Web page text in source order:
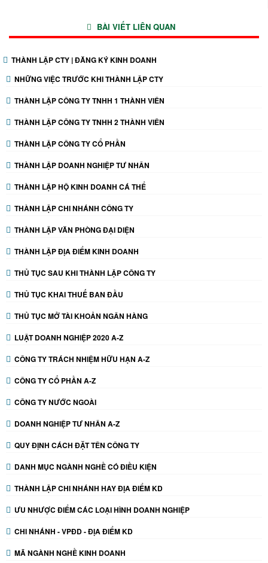
BÀI VIẾT LIÊN QUAN
THÀNH LẬP CTY | ĐĂNG KÝ KINH DOANH
NHỮNG VIỆC TRƯỚC KHI THÀNH LẬP CTY
THÀNH LẬP CÔNG TY TNHH 1 THÀNH VIÊN
THÀNH LẬP CÔNG TY TNHH 2 THÀNH VIÊN
THÀNH LẬP CÔNG TY CỔ PHẦN
THÀNH LẬP DOANH NGHIỆP TƯ NHÂN
THÀNH LẬP HỘ KINH DOANH CÁ THỂ
THÀNH LẬP CHI NHÁNH CÔNG TY
THÀNH LẬP VĂN PHÒNG ĐẠI DIỆN
THÀNH LẬP ĐỊA ĐIỂM KINH DOANH
THỦ TỤC SAU KHI THÀNH LẬP CÔNG TY
THỦ TỤC KHAI THUẾ BAN ĐẦU
THỦ TỤC MỞ TÀI KHOẢN NGÂN HÀNG
LUẬT DOANH NGHIỆP 2020 A-Z
CÔNG TY TRÁCH NHIỆM HỮU HẠN A-Z
CÔNG TY CỔ PHẦN A-Z
CÔNG TY NƯỚC NGOÀI
DOANH NGHIỆP TƯ NHÂN A-Z
QUY ĐỊNH CÁCH ĐẶT TÊN CÔNG TY
DANH MỤC NGÀNH NGHỀ CÓ ĐIỀU KIỆN
THÀNH LẬP CHI NHÁNH HAY ĐỊA ĐIỂM KD
ƯU NHƯỢC ĐIỂM CÁC LOẠI HÌNH DOANH NGHIỆP
CHI NHÁNH - VPĐD - ĐỊA ĐIỂM KD
MÃ NGÀNH NGHỀ KINH DOANH